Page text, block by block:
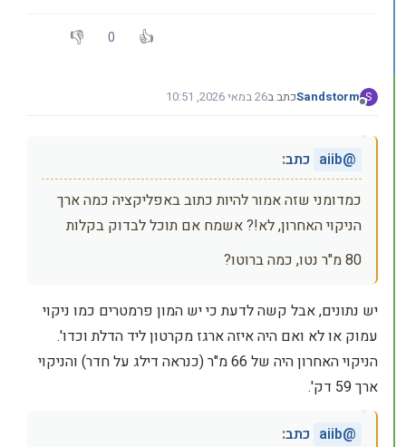
0
S
מנותק
Sandstormכתב ב26 במאי 2026, 10:51
נערך לאחרונה על ידי
@
aiib כתב:
כמדומני שזה אמור להיות כתוב באפליקציה כמה ארך
הניקוי האחרון, לא!? אשמח אם תוכל לבדוק בקלות
80 מ"ר נטו, כמה ברוטו?
יש נתונים, אבל קשה לדעת כי יש המון פרמטרים כמו ניקוי
עמוק או לא ואם היה איזה ארגז מקרטון ליד הדלת וכדו'.
הניקוי האחרון היה של 66 מ"ר (כנראה דילג על חדר) והניקוי
ארך 59 דק'.
@
aiib כתב: